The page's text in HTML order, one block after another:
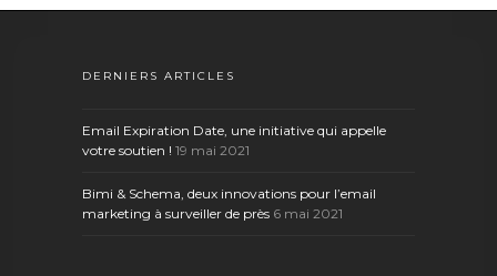
DERNIERS ARTICLES
Email Expiration Date, une initiative qui appelle
votre soutien ! 19 mai 2021
Bimi & Schema, deux innovations pour l’email
marketing à surveiller de près 6 mai 2021